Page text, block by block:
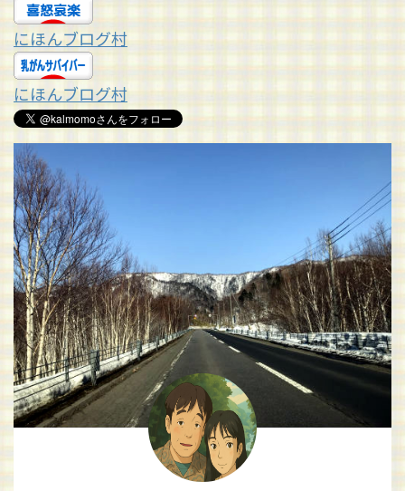
にほんブログ村
にほんブログ村